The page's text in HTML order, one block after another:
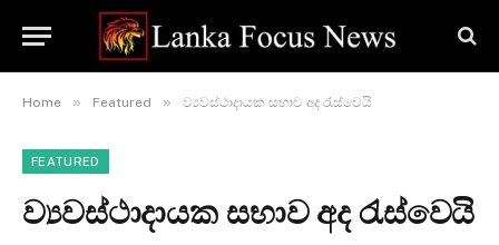
Home » Featured » ව්‍යවස්ථාදායක සභාව අද රැස්වෙයි
FEATURED
ව්‍යවස්ථාදායක සභාව අද රැස්වෙයි